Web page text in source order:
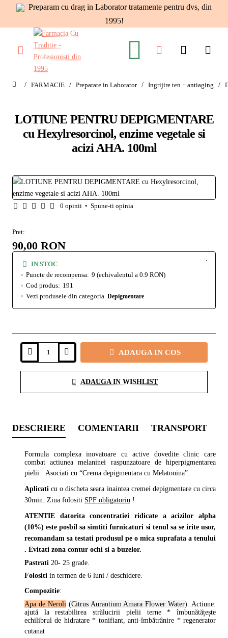
Preparam cu drag in Laborator tratamente pentru dvs, din
1995!
LOTIUNE PENTRU DEPIGMENTARE
cu Hexylresorcinol, enzime vegetale si
acizi AHA. 100ml
FARMACIE Preparate in Laborator Ingrijire ten + antiaging
0 opinii • Spune-ti opinia
Pret:
90,00 RON
IN STOC
Puncte de recompensa: 9 (echivalentul a 0.9 RON)
Cod produs: 191
Vezi produsele din categoria Depigmentare
ADAUGA IN COS
ADAUGA IN WISHLIST
DESCRIERE COMENTARII TRANSPORT
Formula complexa inovatoare cu active dovedite clinic care
combat actiunea melaninei raspunzatoare de hiperpigmentarea
pielii. Asociati cu “Crema depigmentara cu Melatonina”.
Aplicati cu o discheta seara inaintea cremei depigmentare cu circa
30min. Ziua folositi SPF obligatoriu !
ATENTIE datorita concentratiei ridicate a acizilor alpha
(10%) este posbil sa simtiti furnicaturi si tenul sa se irite usor,
recomandam sa testati produsul pe o mica suprafata a tenului
. Evitati zona contur ochi si a buzelor.
Pastrati 20- 25 grade.
Folositi in termen de 6 luni / deschidere.
Compozitie:
Apa de Neroli(Citrus Aurantium Amara Flower Water). Actiune:
ajută la restabilirea strălucirii pielii terne * îmbunătățește
echilibrul de hidratare * tonifiant, anti-îmbătrânire * regenerator
cutanat